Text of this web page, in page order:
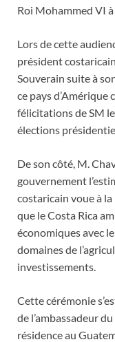
Roi Mohammed VI
Lors de cette
président
Souverain suite à
ce pays d’Amérique
félicitations de SM
élections
De son côté, M.
gouvernement
costaricain voue à
que le Costa Rica
économiques avec
domaines de
investissements.
Cette cérémonie
de l’ambassadeur
résidence au